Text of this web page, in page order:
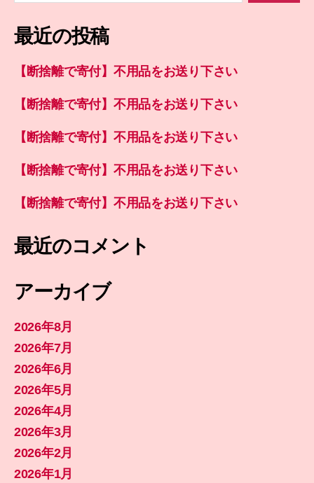
象:
最近の投稿
【断捨離で寄付】不用品をお送り下さい
【断捨離で寄付】不用品をお送り下さい
【断捨離で寄付】不用品をお送り下さい
【断捨離で寄付】不用品をお送り下さい
【断捨離で寄付】不用品をお送り下さい
最近のコメント
アーカイブ
2026年8月
2026年7月
2026年6月
2026年5月
2026年4月
2026年3月
2026年2月
2026年1月